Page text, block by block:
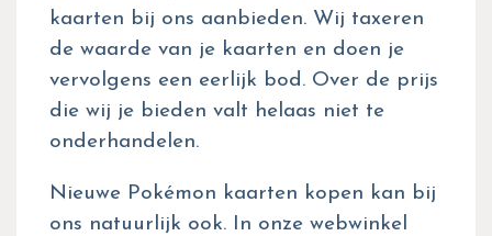
kaarten bij ons aanbieden. Wij taxeren
de waarde van je kaarten en doen je
vervolgens een eerlijk bod. Over de prijs
die wij je bieden valt helaas niet te
onderhandelen.
Nieuwe Pokémon kaarten kopen kan bij
ons natuurlijk ook. In onze webwinkel